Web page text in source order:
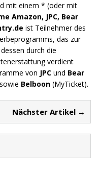
mit einem * (oder mit
Amazon, JPC, Bear
ist Teilnehmer des
das zur
durch die
verdient
von JPC und Bear
Belboon (MyTicket).
Nächster Artikel →